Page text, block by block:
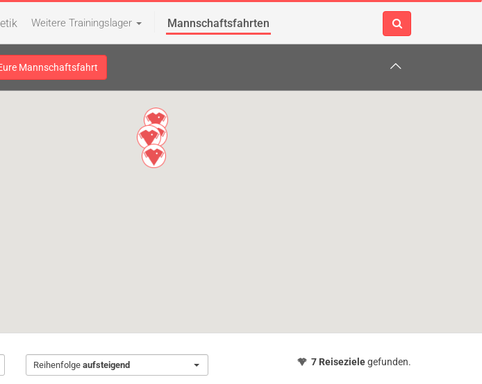
Weitere Trainingslager Mannschaftsfahrten
Mannschaftsfahrt
Reihenfolge aufsteigend 7 Reisezielegefunden.